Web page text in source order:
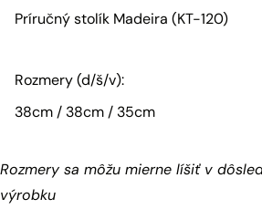
Príručný stolík Madeira (KT-120)
Rozmery (d/š/v):
38cm / 38cm / 35cm
Rozmery sa môžu mierne líšiť v
výrobku